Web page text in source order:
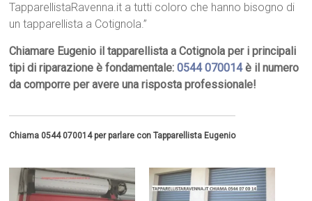
TapparellistaRavenna.it a tutti coloro che hanno bisogno di
un tapparellista a Cotignola.”
Chiamare Eugenio il tapparellista a Cotignola per i principali
tipi di riparazione è fondamentale:0544 070014è il numero
da comporre per avere una risposta professionale!
Chiama 0544 070014 per parlare con Tapparellista Eugenio